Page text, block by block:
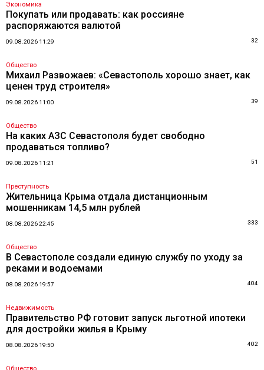
Экономика
Покупать или продавать: как россияне
распоряжаются валютой
09.08.2026 11:29 32
Общество
Михаил Развожаев: «Севастополь хорошо знает, как
ценен труд строителя»
09.08.2026 11:00 39
Общество
На каких АЗС Севастополя будет свободно
продаваться топливо?
09.08.2026 11:21 51
Преступность
Жительница Крыма отдала дистанционным
мошенникам 14,5 млн рублей
08.08.2026 22:45 333
Общество
В Севастополе создали единую службу по уходу за
реками и водоемами
08.08.2026 19:57 404
Недвижимость
Правительство РФ готовит запуск льготной ипотеки
для достройки жилья в Крыму
08.08.2026 19:50 402